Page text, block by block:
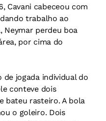
Cavani cabeceou com
trabalho ao
Neymar perdeu boa
por cima do
de jogada individual do
conteve dois
bateu rasteiro. A bola
o goleiro. Dois